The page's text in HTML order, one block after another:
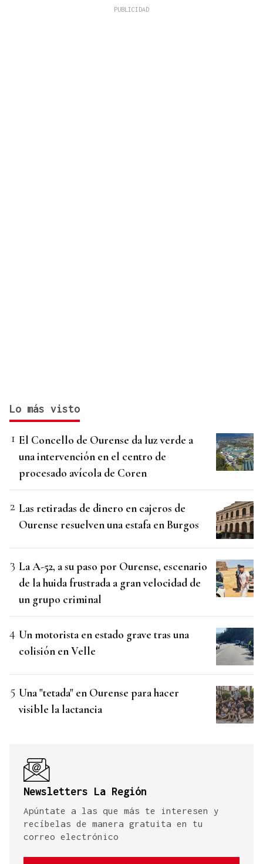
Lo más visto
El Concello de Ourense da luz verde a
una intervención en el centro de
procesado avícola de Coren
Las retiradas de dinero en cajeros de
Ourense resuelven una estafa en Burgos
La A-52, a su paso por Ourense, escenario
de la huida frustrada a gran velocidad de
un grupo criminal
Un motorista en estado grave tras una
colisión en Velle
Una "tetada" en Ourense para hacer
visible la lactancia
Newsletters La Región
Apúntate a las que más te interesen y
recíbelas de manera gratuita en tu
correo electrónico